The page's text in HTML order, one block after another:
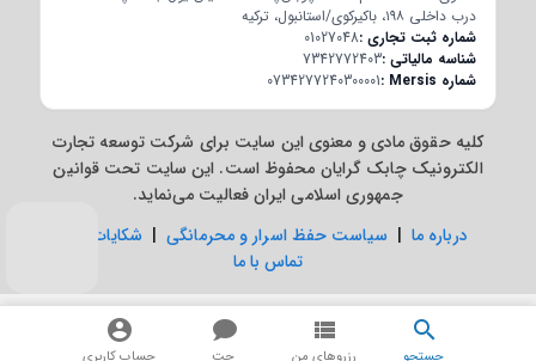
جستجو رزروهای من چت حساب کاربری
درب داخلی ۱۹۸، باکیرکوی/استانبول، ترکیه
شماره ثبت تجاری01027048
شناسه مالیاتی7342772403
شماره Mersis
0734277240300001
کلیه حقوق مادی و معنوی این سایت برای شرکت توسعه تجارت
الکترونیک چابک گرایان محفوظ است. این سایت تحت قوانین
جمهوری اسلامی ایران فعالیت می‌نماید.
درباره ما | سیاست حفظ اسرار و محرمانگی | شکایات
تماس با ما